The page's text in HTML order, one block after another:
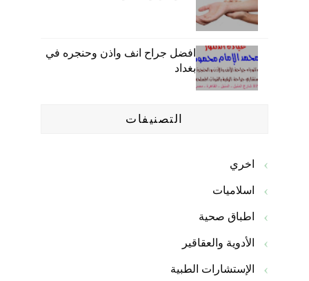
افضل جراح انف واذن وحنجره في
بغداد
التصنيفات
اخري
اسلاميات
اطباق صحية
الأدوية والعقاقير
الإستشارات الطبية